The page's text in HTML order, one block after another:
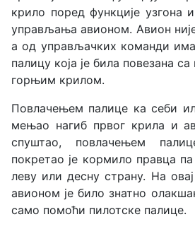
крило поред функције узгона
управљања авионом. Авион
а од управљачких команди
палицу која је била повезана
горњим крилом.
Повлачењем палице ка себи
мењао нагиб првог крила и
спуштао, повлачењем
покретао је кормило правца
леву или десну страну. На
авионом је било знатно
само помоћи пилотске палице.